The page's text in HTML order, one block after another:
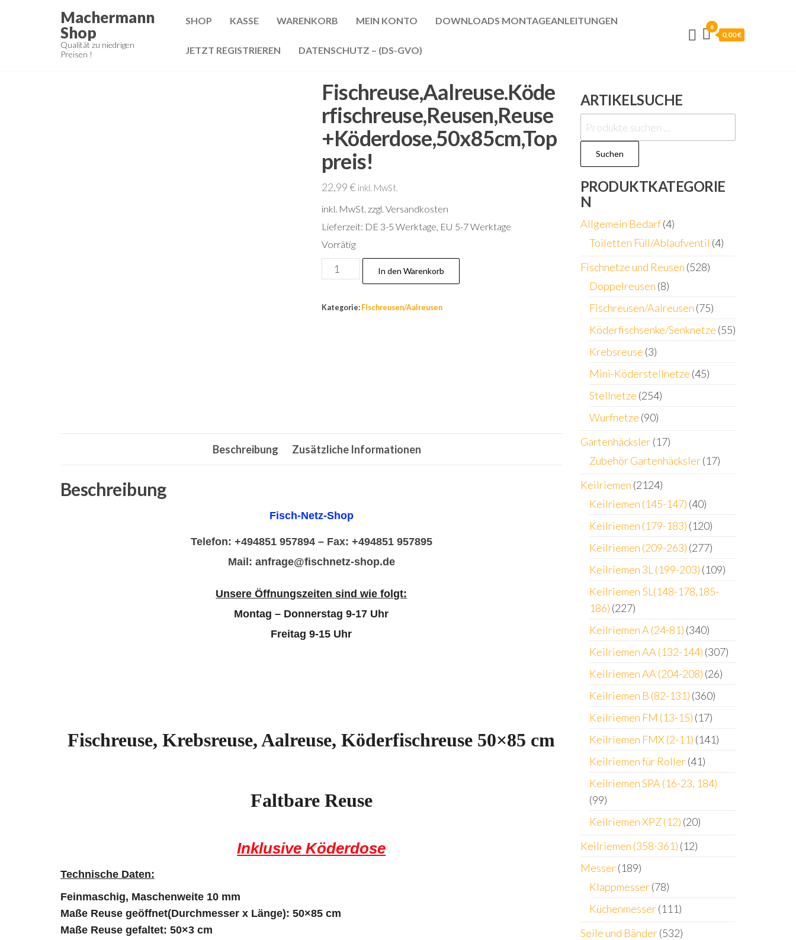
Machermann
Shop
Qualität zu niedrigen
Preisen !
SHOP KASSE WARENKORB MEIN KONTO DOWNLOADS MONTAGEANLEITUNGEN
JETZT REGISTRIEREN DATENSCHUTZ – (DS-GVO)
0
0,00 €
Fischreuse,Aalreuse.Köde
rfischreuse,Reusen,Reuse
+Köderdose,50x85cm,Top
preis!
22,99€ inkl. MwSt.
inkl. MwSt. zzgl. Versandkosten
Lieferzeit: DE 3-5 Werktage, EU 5-7 Werktage
Vorrätig
Fischreuse,Aalreuse.Köderfischreuse,Reusen,Reuse
+Köderdose,50x85cm,Top
Menge
In den Warenkorb
Kategorie: Fischreusen/Aalreusen
Beschreibung Zusätzliche Informationen
Beschreibung
Fisch-Netz-Shop
Telefon: +494851 957894 – Fax: +494851 957895
Mail: anfrage@fischnetz-shop.de
Unsere Öffnungszeiten sind wie folgt:
Montag – Donnerstag 9-17 Uhr
Freitag 9-15 Uhr
Fischreuse, Krebsreuse, Aalreuse, Köderfischreuse 50×85 cm
Faltbare Reuse
Inklusive Köderdose
Technische Daten:
Feinmaschig, Maschenweite 10 mm
Maße Reuse geöffnet(Durchmesser x Länge): 50×85 cm
Maße Reuse gefaltet: 50×3 cm
ARTIKELSUCHE
Suchen
nach:
Suchen
PRODUKTKATEGORIE
N
Allgemein Bedarf (4)
Toiletten Füll/Ablaufventil (4)
Fischnetze und Reusen (528)
Doppelreusen (8)
Fischreusen/Aalreusen (75)
Köderfischsenke/Senknetze (55)
Krebsreuse (3)
Mini-Köderstellnetze (45)
Stellnetze (254)
Wurfnetze (90)
Gartenhäcksler (17)
Zubehör Gartenhäcksler (17)
Keilriemen (2124)
Keilriemen (145-147) (40)
Keilriemen (179-183) (120)
Keilriemen (209-263) (277)
Keilriemen 3L (199-203) (109)
Keilriemen 5L(148-178,185-
186) (227)
Keilriemen A (24-81) (340)
Keilriemen AA (132-144) (307)
Keilriemen AA (204-208) (26)
Keilriemen B (82-131) (360)
Keilriemen FM (13-15) (17)
Keilriemen FMX (2-11) (141)
Keilriemen für Roller (41)
Keilriemen SPA (16-23, 184)
(99)
Keilriemen XPZ (12) (20)
Keilriemen (358-361) (12)
Messer (189)
Klappmesser (78)
Küchenmesser (111)
Seile und Bänder (532)